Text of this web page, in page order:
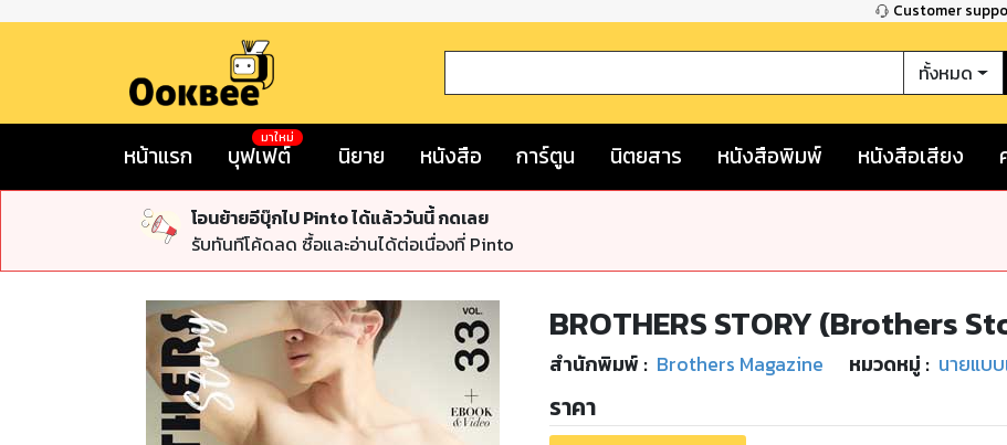
Customer
ทั้งหมด
หน้าแรก บุฟเฟต์
มาใหม่
นิยาย หนังสือ การ์ตูน นิตยสาร หนังสือพิมพ์ หนังสือเสียง
โอนย้ายอีบุ๊กไป Pinto ได้แล้ววันนี้ กดเลย
รับทันทีโค้ดลด ซื้อและอ่านได้ต่อเนื่องที่ Pinto
BROTHERS STORY (Brothers
สำนักพิมพ์ : Brothers Magazine หมวดหมู่ : นายแบบ
ราคา